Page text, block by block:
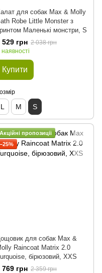
для собак Max & Molly
Robe Little Monster з
Маленькі монстри, S
529 грн 2 038 грн
наявності
Купити
L M S
Акційні пропозиції
−25%
для собак Max &
Raincoat Matrix 2.0
бірюзовий, XXS
769 грн 2 359 грн